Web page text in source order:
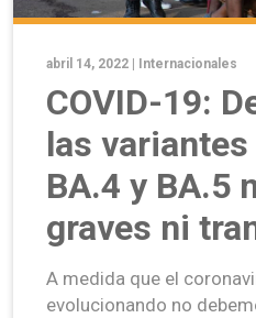
abril 14, 2022 | Internacionales
COVID-19:
las
BA.4 y BA.5
graves ni
A medida que el
evolucionando no